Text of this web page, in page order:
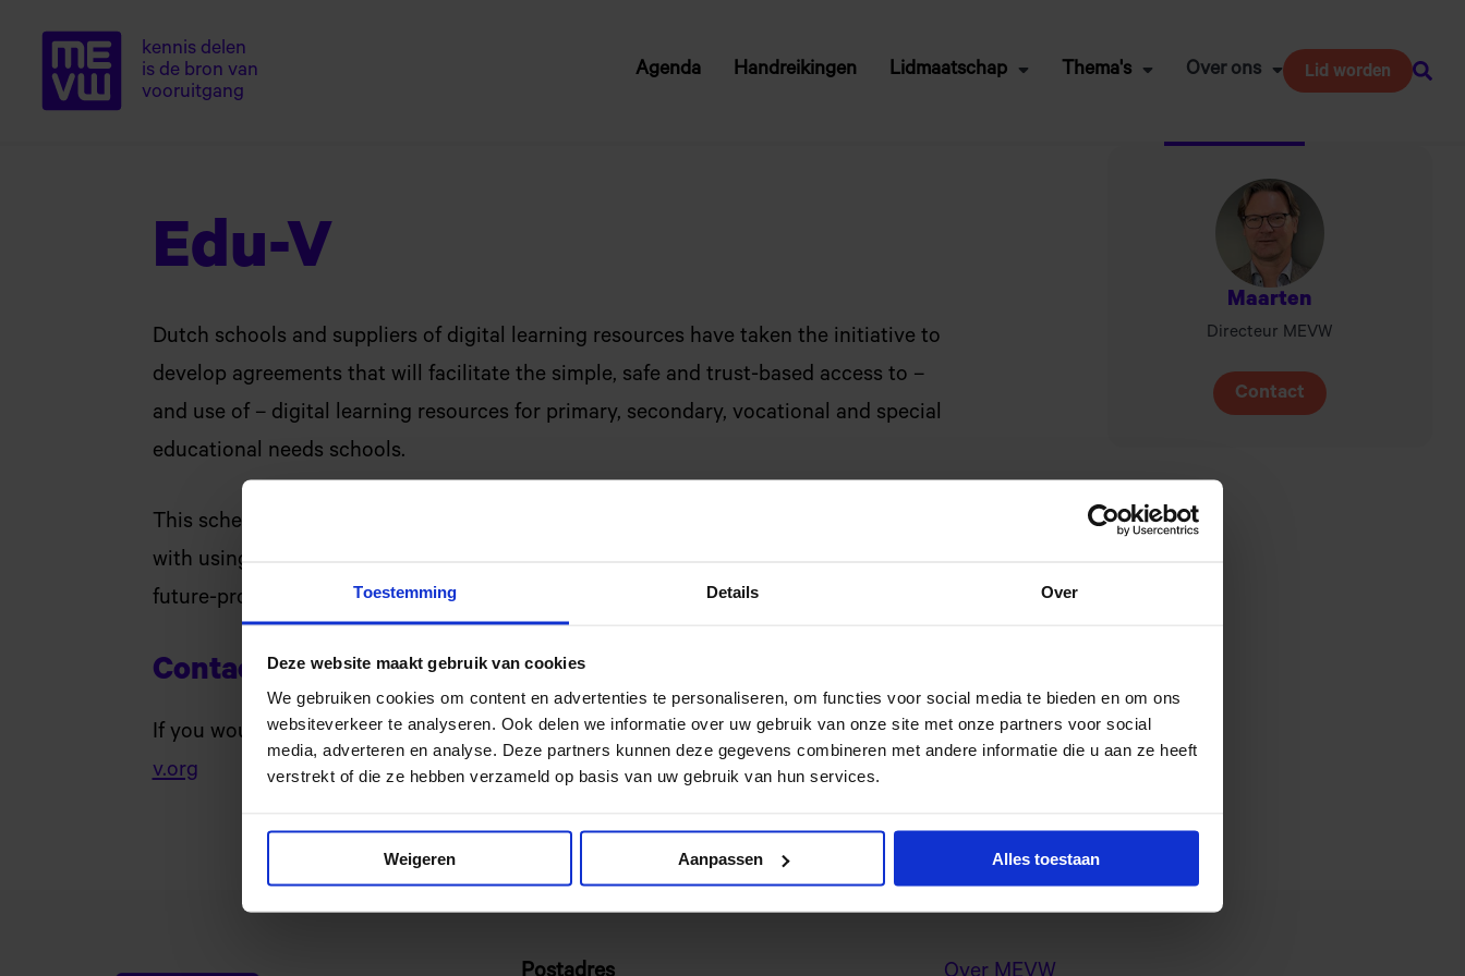
Toestemming Details Over
Deze website maakt gebruik van cookies
We gebruiken cookies om content en advertenties te personaliseren, om functies voor social media te bieden en om ons
websiteverkeer te analyseren. Ook delen we informatie over uw gebruik van onze site met onze partners voor social
media, adverteren en analyse. Deze partners kunnen deze gegevens combineren met andere informatie die u aan ze heeft
verstrekt of die ze hebben verzameld op basis van uw gebruik van hun services.
Weigeren Aanpassen Alles toestaan
Naar
Home van MEVW
kennis delen
is de bron van
vooruitgang
Agenda Handreikingen Lidmaatschap Thema's Over ons Lid worden
Edu-V
Dutch schools and suppliers of digital learning resources have taken the initiative to
develop agreements that will facilitate the simple, safe and trust-based access to –
and use of – digital learning resources for primary, secondary, vocational and special
educational needs schools.
This scheme (or
with using digital applications for teaching purposes and will help schools to offer
future-proof education that gets the best out of pupils and students.
Contact us
If you would like more information about this programme, please contact:info@edu-
v.org
Maarten
Directeur MEVW
Contact